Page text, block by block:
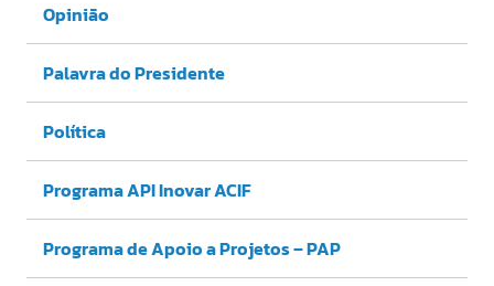
Opinião
Palavra do Presidente
Política
Programa API Inovar ACIF
Programa de Apoio a Projetos – PAP